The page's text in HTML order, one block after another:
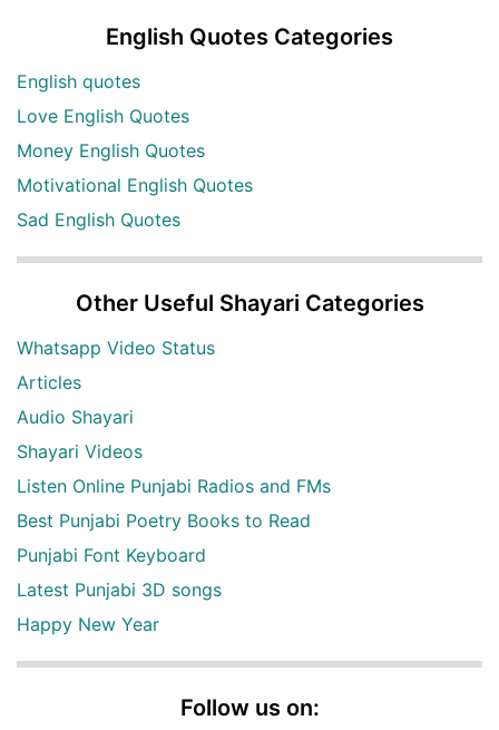
English Quotes Categories
English quotes
Love English Quotes
Money English Quotes
Motivational English Quotes
Sad English Quotes
Other Useful Shayari Categories
Whatsapp Video Status
Articles
Audio Shayari
Shayari Videos
Listen Online Punjabi Radios and FMs
Best Punjabi Poetry Books to Read
Punjabi Font Keyboard
Latest Punjabi 3D songs
Happy New Year
Follow us on: